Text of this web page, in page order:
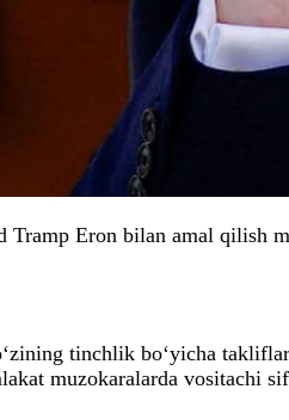
Tramp Eron bilan amal qilish
tinchlik bo‘yicha
muzokaralarda vositachi